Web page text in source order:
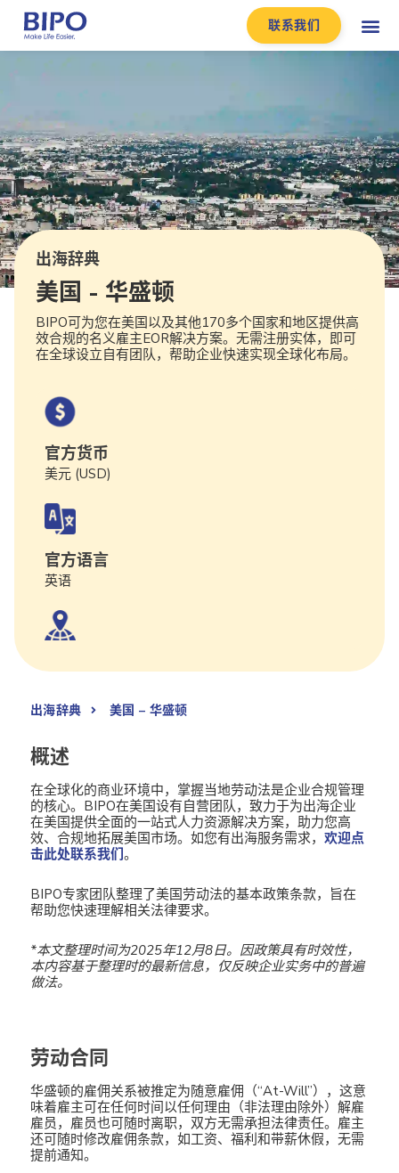
联系我们
出海辞典
美国 - 华盛顿
BIPO可为您在美国以及其他170多个国家和地区提供高
效合规的名义雇主EOR解决方案。无需注册实体，即可
在全球设立自有团队，帮助企业快速实现全球化布局。
官方货币
美元 (USD)
官方语言
英语
出海辞典 美国 – 华盛顿
概述
在全球化的商业环境中，掌握当地劳动法是企业合规管理
的核心。BIPO在美国设有自营团队，致力于为出海企业
在美国提供全面的一站式人力资源解决方案，助力您高
效、合规地拓展美国市场。如您有出海服务需求， 欢迎点
击此处联系我们。
BIPO专家团队整理了美国劳动法的基本政策条款，旨在
帮助您快速理解相关法律要求。
*本文整理时间为2025年12月8日。 因政策具有时效性，
本内容基于整理时的最新信息，仅反映企业实务中的普遍
做法。
劳动合同
华盛顿的雇佣关系被推定为随意雇佣（“At-Will”），这意
味着雇主可在任何时间以任何理由（非法理由除外）解雇
雇员，雇员也可随时离职，双方无需承担法律责任。雇主
还可随时修改雇佣条款，如工资、福利和带薪休假，无需
提前通知。